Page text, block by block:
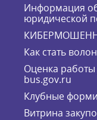
Информация
юридической
Как стать
Оценка
bus.gov.ru
Клубные
Витрина